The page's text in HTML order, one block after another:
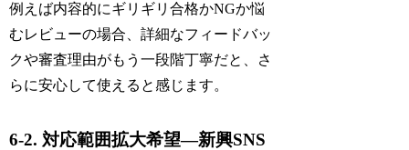
例えば内容的にギリギリ合格かNGか悩
むレビューの場合、詳細なフィードバッ
クや審査理由がもう一段階丁寧だと、さ
らに安心して使えると感じます。
6-2. 対応範囲拡大希望―新興SNS